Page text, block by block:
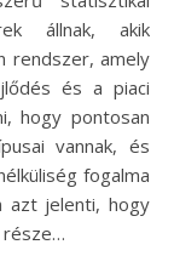
állnak, akik
rendszer, amely
és a piaci
hogy pontosan
vannak, és
fogalma
azt jelenti, hogy
része…